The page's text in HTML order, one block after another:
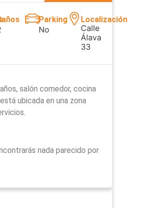
Parking
No
Localización
Calle
Álava
33
salón comedor, cocina
ubicada en una zona
nada parecido por